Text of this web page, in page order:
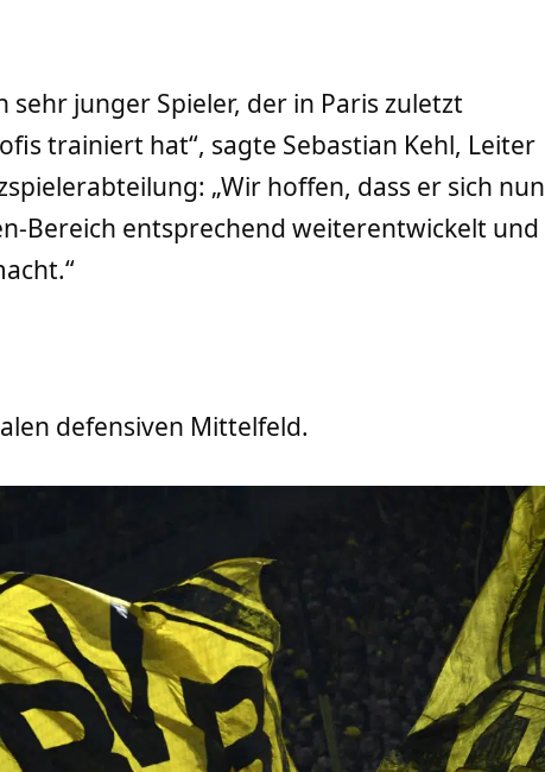
sehr junger Spieler, der in Paris zuletzt
trainiert hat“, sagte Sebastian Kehl, Leiter
„Wir hoffen, dass er sich nun
Bereich entsprechend weiterentwickelt und
defensiven Mittelfeld.